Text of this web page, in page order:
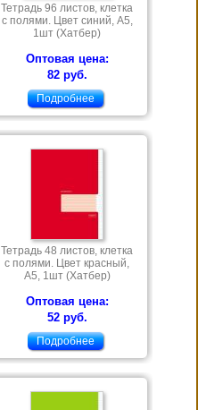
Тетрадь 96 листов, клетка
с полями. Цвет синий, А5,
1шт (Хатбер)
Оптовая цена:
82 руб.
Подробнее
Тетрадь 48 листов, клетка
с полями. Цвет красный,
А5, 1шт (Хатбер)
Оптовая цена:
52 руб.
Подробнее